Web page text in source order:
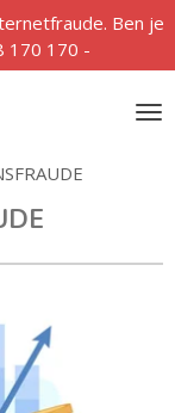
Ben je
170 170 -